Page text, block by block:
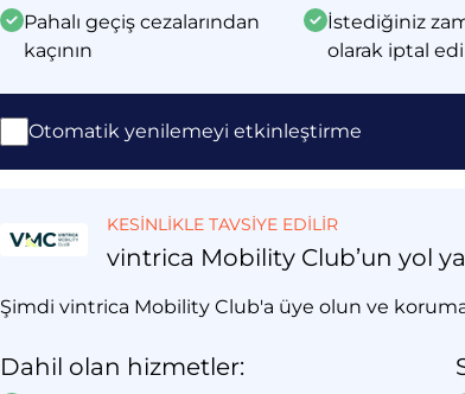
Pahalı geçiş cezalarından
kaçının
İstediğiniz
olarak iptal
Otomatik yenilemeyi etkinleştirme
KESİNLİKLE TAVSİYE EDİLİR
vintrica Mobility Club’un yol
Şimdi vintrica Mobility Club'a üye olun ve
Dahil olan hizmetler: